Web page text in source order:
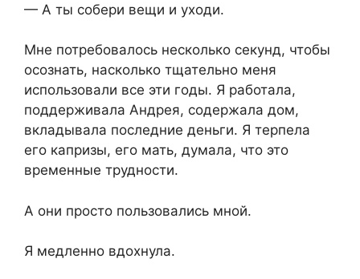
— А ты собери вещи и уходи.
Мне потребовалось несколько секунд, чтобы
осознать, насколько тщательно меня
использовали все эти годы. Я работала,
поддерживала Андрея, содержала дом,
вкладывала последние деньги. Я терпела
его капризы, его мать, думала, что это
временные трудности.
А они просто пользовались мной.
Я медленно вдохнула.